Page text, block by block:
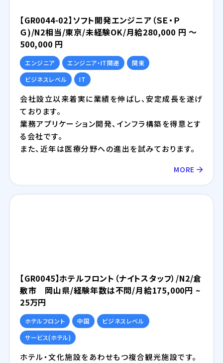
【GR0044-02】ソフト開発エンジニア（ＳＥ・Ｐ
Ｇ)/N2相当/東京/未経験OK/月給280,000 円 ～
500,000 円
エンジニア エンジニア・IT関連
関東
ビジネスレベル
IT
会社設立以来着実に業績を伸ばし、安定成⾧を遂げ
ております。
業務アプリケーション開発、インフラ構築を得意とす
る会社です。
また、近年は医療分野への進出を試みております。
MORE
【GR0045】ホテルフロント（ナイトスタッフ）/N2/倉
敷市 岡山県/経験年数は不問/月給175,000円 ~
25万円
ホテルフロント 中国
ビジネスレベル
サービス(ホテル)
ホテル・文化施設をあわせもつ複合観光施設です。